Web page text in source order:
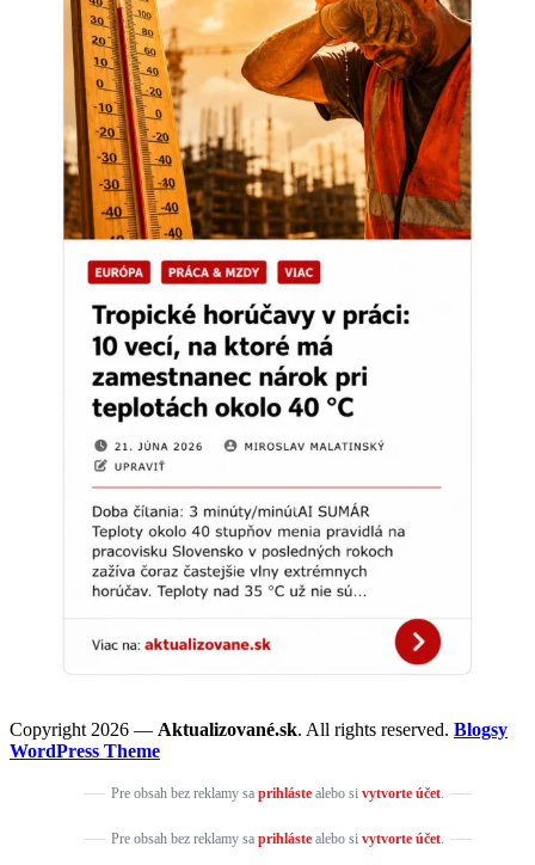
Copyright 2026 — Aktualizované.sk. All rights reserved. Blogsy
WordPress Theme
Pre obsah bez reklamy sa prihlástealebo si vytvorte účet.